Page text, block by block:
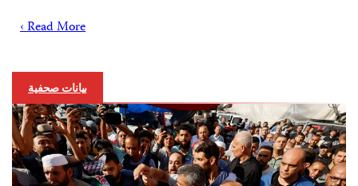
Read More ›
بيانات صحفية